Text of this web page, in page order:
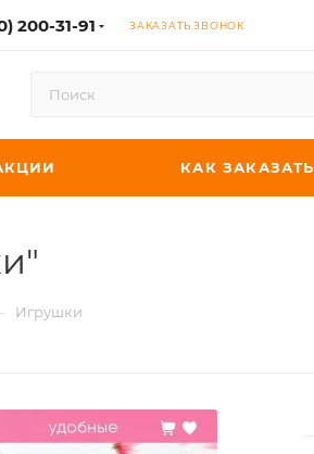
200-31-91 ЗАКАЗАТЬ ЗВОНОК
КАК ЗАКАЗАТЬ
Игрушки